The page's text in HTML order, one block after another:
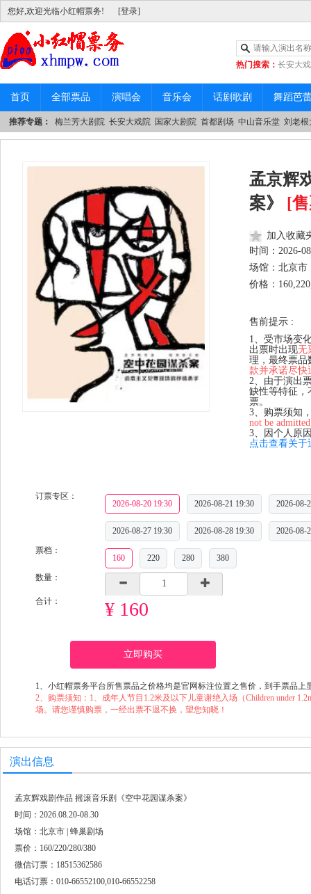
您好,欢迎光临小红帽票务! [登录]
热门搜索： 长安大
|中山音乐堂
首页 全部票品 演唱会 音乐会 话剧歌剧 舞蹈芭
推荐专题： 梅兰芳大剧院 长安大戏院 国家大剧院 首都剧场 中山音乐堂 刘老根
孟京辉
案》 [
加入收藏
时间： 2026-
场馆：北京市
价格：
售前提示 :
1、受市场变
出票时出现无
理，最终票品
款并承诺尽快
2、由于演出
缺性等特征，
票。
3、购票须知
not be
3、因个人原
点击查看关于
订票专区：
2026-08-20 19:30 2026-08-21 19:30 2026-08-
2026-08-27 19:30 2026-08-28 19:30
2026-08-
票档：
160 220 280
380
数量：
合计： ¥ 160
立即购买
1、小红帽票务平台所售票品之价格均是官网标注位置之售价，到手票品
2、购票须知：1、成年人节目1.2米及以下儿童谢绝入场（Children under
场。请您谨慎购票，一经出票不退不换，望您知晓！
演出信息
孟京辉戏剧作品 摇滚音乐剧《空中花园谋杀案》
时间：2026.08.20-08.30
场馆：北京市 | 蜂巢剧场
票价：160/220/280/380
微信订票：18515362586
电话订票：010-66552100,010-66552258